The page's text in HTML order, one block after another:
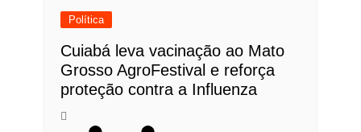
Política
Cuiabá leva vacinação ao Mato
Grosso AgroFestival e reforça
proteção contra a Influenza